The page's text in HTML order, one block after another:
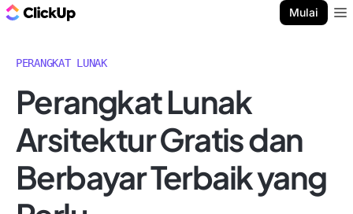
Mulai
PERANGKAT LUNAK
Perangkat Lunak
Arsitektur Gratis dan
Berbayar Terbaik yang